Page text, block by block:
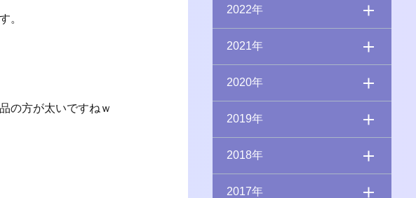
。
の方が太いですねｗ
2022年
2021年
2020年
2019年
2018年
2017年